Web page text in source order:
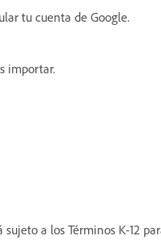
tu cuenta de Google.
importar.
a los Términos K-12